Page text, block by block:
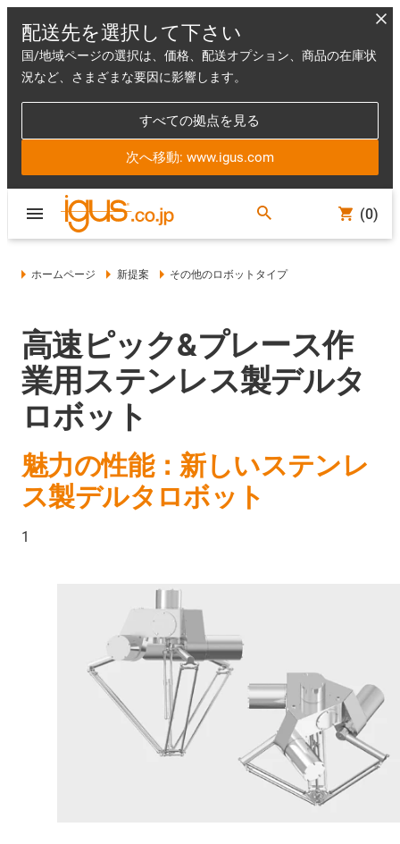
配送先を選択して下さい
国/地域ページの選択は、価格、配送オプション、商品の在庫状
況など、さまざまな要因に影響します。
すべての拠点を見る
次へ移動: www.igus.com
(0)
ホームページ 新提案 その他のロボットタイプ
高速ピック&プレース作
業用ステンレス製デルタ
ロボット
魅力の性能：新しいステンレ
ス製デルタロボット
1